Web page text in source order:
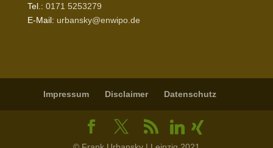
Tel.: 0171 5253279
E‑Mail: urbansky@​enwipo.​de
Impressum Disclaimer Daten­schutz